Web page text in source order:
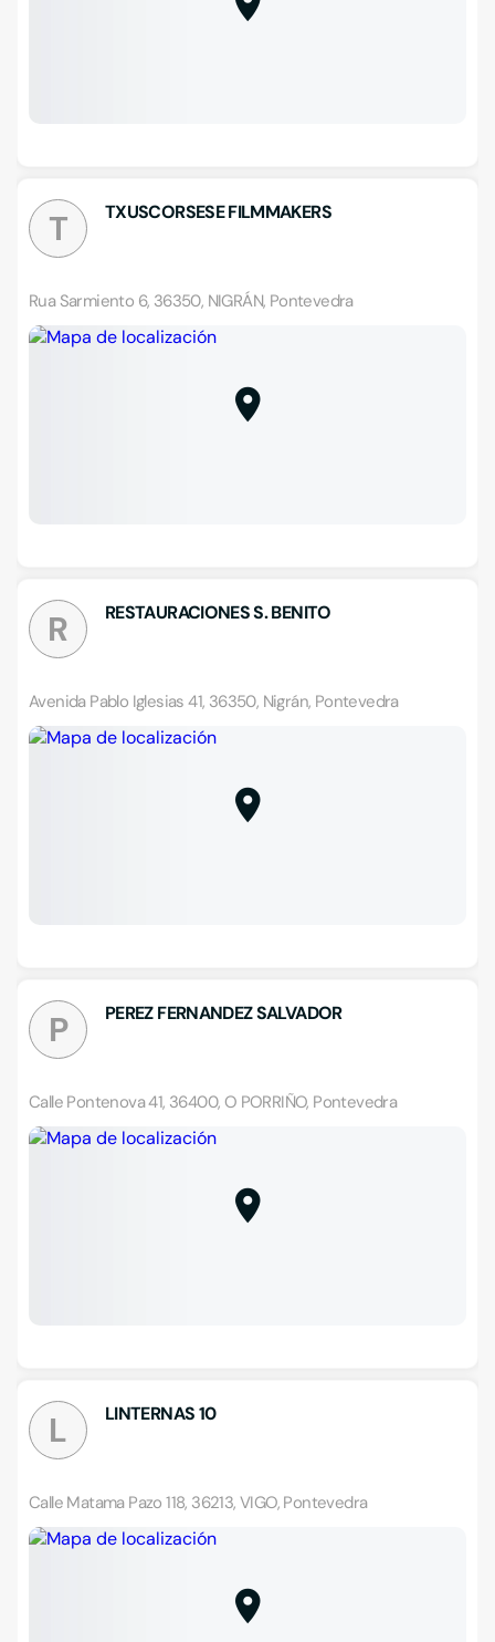
T TXUSCORSESE FILMMAKERS
Rua Sarmiento 6, 36350, NIGRÁN, Pontevedra
R RESTAURACIONES S. BENITO
Avenida Pablo Iglesias 41, 36350, Nigrán, Pontevedra
P PEREZ FERNANDEZ SALVADOR
Calle Pontenova 41, 36400, O PORRIÑO, Pontevedra
L LINTERNAS 10
Calle Matama Pazo 118, 36213, VIGO, Pontevedra